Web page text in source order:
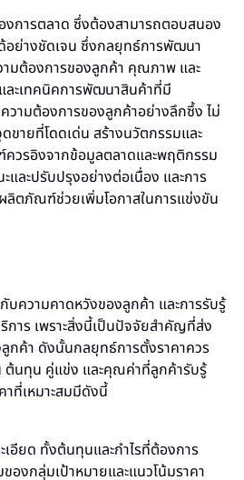
การตลาด ซึ่งต้องสามารถตอบสนอง
อย่างชัดเจน ซึ่งกลยุทธ์การพัฒนา
มต้องการของลูกค้า คุณภาพ และ
ละเทคนิคการพัฒนาสินค้าที่มี
วามต้องการของลูกค้าอย่างลึกซึ้ง ไม่
ดขายที่โดดเด่น สร้างนวัตกรรมและ
วรอิงจากข้อมูลตลาดและพฤติกรรม
และปรับปรุงอย่างต่อเนื่อง และการ
ลิตภัณฑ์ช่วยเพิ่มโอกาสในการแข่งขัน
บความคาดหวังของลูกค้า และการรับรู้
าร เพราะสิ่งนี้เป็นปัจจัยสำคัญที่ส่ง
กค้า ดังนั้นกลยุทธ์การตั้งราคาควร
ต้นทุน คู่แข่ง และคุณค่าที่ลูกค้ารับรู้
ที่เหมาะสมมีดังนี้
เอียด ทั้งต้นทุนและกำไรที่ต้องการ
องกลุ่มเป้าหมายและแนวโน้มราคา